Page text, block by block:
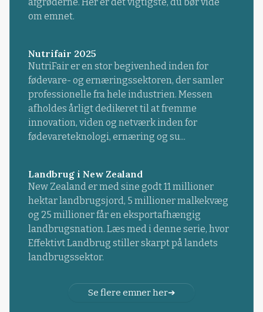
om emnet.
Nutrifair 2025
NutriFair er en stor begivenhed inden for
fødevare- og ernæringssektoren, der samler
professionelle fra hele industrien. Messen
afholdes årligt dedikeret til at fremme
innovation, viden og netværk inden for
fødevareteknologi, ernæring og su...
Landbrug i New Zealand
New Zealand er med sine godt 11 millioner
hektar landbrugsjord, 5 millioner malkekvæg
og 25 millioner får en eksportafhængig
landbrugsnation. Læs med i denne serie, hvor
Effektivt Landbrug stiller skarpt på landets
landbrugssektor.
Se flere emner her